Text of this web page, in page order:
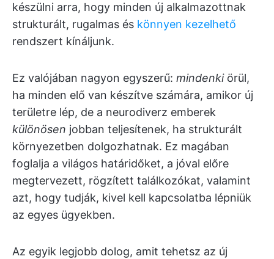
készülni arra, hogy minden új alkalmazottnak
strukturált, rugalmas és könnyen kezelhető
rendszert kínáljunk.
Ez valójában nagyon egyszerű: mindenkiörül,
ha minden elő van készítve számára, amikor új
területre lép, de a neurodiverz emberek
különösen jobban teljesítenek, ha strukturált
környezetben dolgozhatnak. Ez magában
foglalja a világos határidőket, a jóval előre
megtervezett, rögzített találkozókat, valamint
azt, hogy tudják, kivel kell kapcsolatba lépniük
az egyes ügyekben.
Az egyik legjobb dolog, amit tehetsz az új